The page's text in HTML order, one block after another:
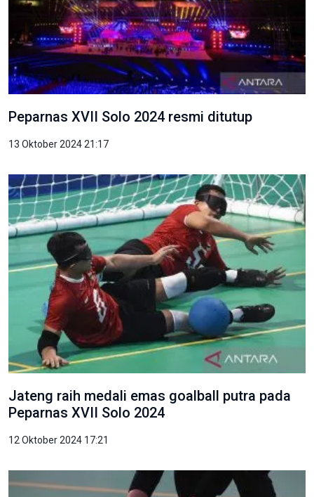
Peparnas XVII Solo 2024 resmi ditutup
13 Oktober 2024 21:17
Jateng raih medali emas goalball putra pada
Peparnas XVII Solo 2024
12 Oktober 2024 17:21